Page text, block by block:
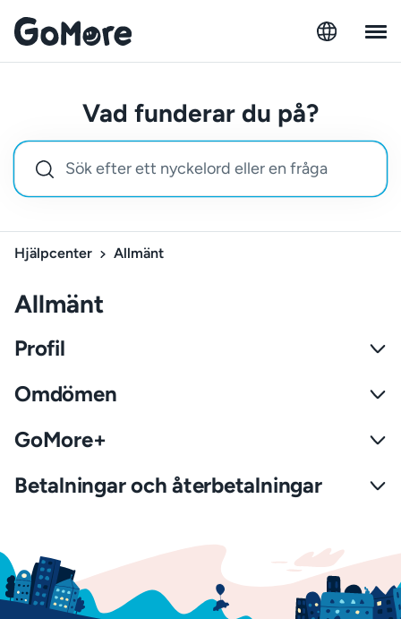
Vad funderar du på?
Hjälpcenter Allmänt
Allmänt
Profil
Omdömen
GoMore+
Betalningar och återbetalningar